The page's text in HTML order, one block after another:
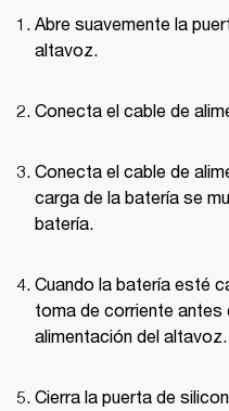
Abre suavemente la
altavoz.
Conecta el cable de
Conecta el cable de
carga de la batería se
batería.
Cuando la batería esté
toma de corriente antes
alimentación del altavoz.
Cierra la puerta de